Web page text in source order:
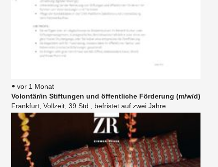
vor 1 Monat
Volontär/in Stiftungen und öffentliche Förderung (m/w/d)
Frankfurt, Vollzeit, 39 Std., befristet auf zwei Jahre